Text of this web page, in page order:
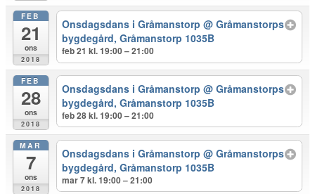
FEB
21
ons
2018
Onsdagsdans i Gråmanstorp@ Gråmanstorps
bygdegård, Gråmanstorp 1035B
feb 21 kl. 19:00 – 21:00
FEB
28
ons
2018
Onsdagsdans i Gråmanstorp@ Gråmanstorps
bygdegård, Gråmanstorp 1035B
feb 28 kl. 19:00 – 21:00
MAR
7
ons
2018
Onsdagsdans i Gråmanstorp@ Gråmanstorps
bygdegård, Gråmanstorp 1035B
mar 7 kl. 19:00 – 21:00